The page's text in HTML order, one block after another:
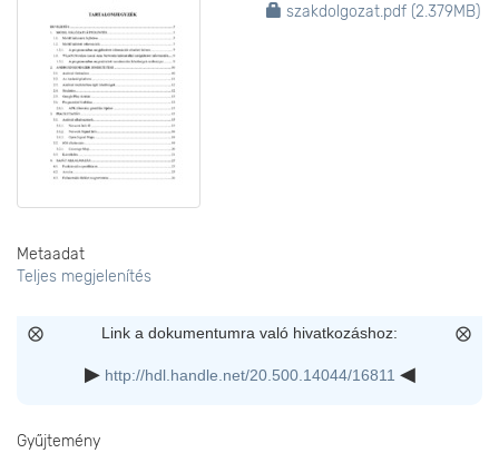
szakdolgozat.pdf (2.379MB)
Metaadat
Teljes megjelenítés
Link a dokumentumra való hivatkozáshoz:
http://hdl.handle.net/20.500.14044/16811
Gyűjtemény